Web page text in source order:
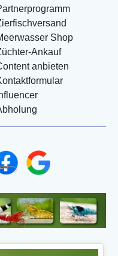
Shop
Ankauf
anbieten